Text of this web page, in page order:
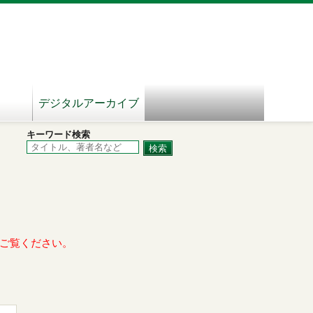
デジタルアーカイブ
キーワード検索
覧ください。